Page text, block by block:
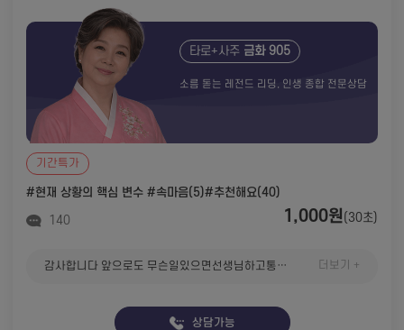
타로+사주 금화 905
소름 돋는 레전드 리딩, 인생 종합 전문상담
기간특가
#현재 상황의 핵심 변수 #속마음(5)#추천해요(40)
140 1,000원(30초)
감사합니다 앞으로도 무슨일있으면선생님하고통화할것같아요 또 상담들어갈께요 더보기 +
상담가능